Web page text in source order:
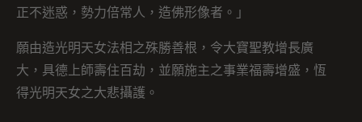
正不迷惑，勢力倍常人，造佛形像者。」
願由造光明天女法相之殊勝善根，令大寶聖教增長廣
大，具德上師壽住百劫，並願施主之事業福壽增盛，恆
得光明天女之大悲攝護。